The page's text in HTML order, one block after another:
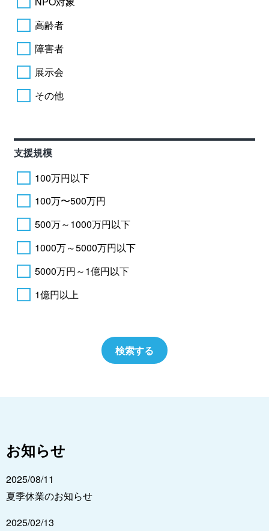
高齢者
障害者
展示会
その他
支援規模
100万円以下
100万〜500万円
500万～1000万円以下
1000万～5000万円以下
5000万円～1億円以下
1億円以上
お知らせ
2025/08/11
夏季休業のお知らせ
2025/02/13